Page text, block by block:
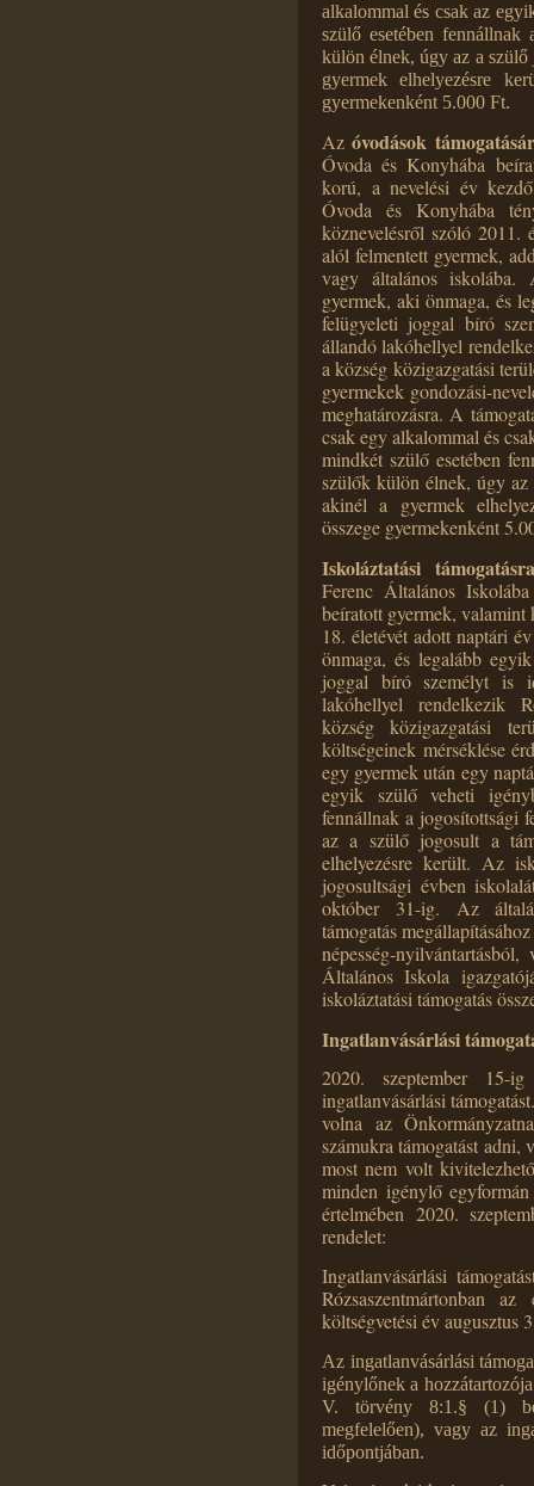
alkalommal és csak az
szülő esetében fennállnak
külön élnek, úgy az a szülő
gyermek elhelyezésre
gyermekenként 5.000 Ft.
Azóvodások
Óvoda és Konyhába
korú, a nevelési év
Óvoda és Konyhába
köznevelésről szóló 2011.
alól felmentett gyermek,
vagy általános iskolába.
gyermek, aki önmaga, és
felügyeleti joggal bíró
állandó lakóhellyel
a község közigazgatási
gyermekek gondozási-
meghatározásra. A
csak egy alkalommal és
mindkét szülő esetében
szülők külön élnek, úgy az
akinél a gyermek
összege gyermekenként
Iskoláztatási támogatásra
Ferenc Általános
beíratott gyermek,
18. életévét adott naptári
önmaga, és legalább
joggal bíró személyt is
lakóhellyel rendelkezik
község közigazgatási
költségeinek mérséklése
egy gyermek után egy
egyik szülő veheti
fennállnak a jogosítottsági
az a szülő jogosult a
elhelyezésre került. Az
jogosultsági évben
október 31-ig. Az
támogatás
népesség-
Általános Iskola
iskoláztatási támogatás
Ingatlanvásárlási
2020. szeptember
ingatlanvásárlási
volna az
számukra támogatást adni,
most nem volt
minden igénylő
értelmében 2020.
rendelet:
Ingatlanvásárlási
Rózsaszentmártonban
költségvetési év augusztus
Az ingatlanvásárlási
igénylőnek a
V. törvény 8:1.§ (1)
megfelelően), vagy az
időpontjában.